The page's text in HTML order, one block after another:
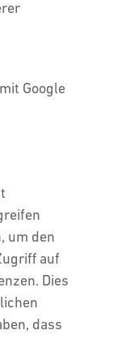
Google
um den
auf
Dies
dass